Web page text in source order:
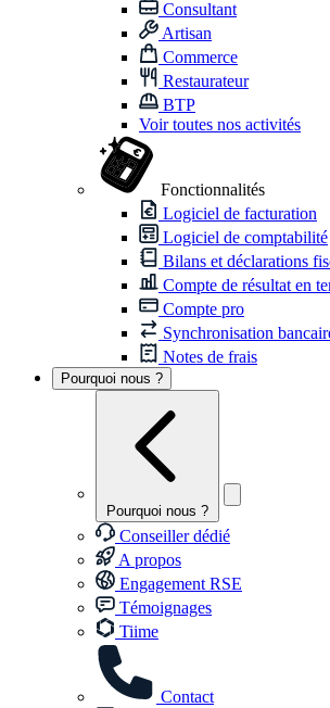
Consultant
Artisan
Commerce
Restaurateur
BTP
Voir toutes nos activités
Fonctionnalités
Logiciel de facturation
Logiciel de comptabilité
Bilans et déclarations
Compte de résultat en
Compte pro
Synchronisation
Notes de frais
Pourquoi nous ?
Pourquoi nous ?
Conseiller dédié
A propos
Engagement RSE
Témoignages
Tiime
Contact